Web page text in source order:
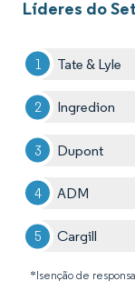
Líderes do
Tate & Lyle
Ingredion
Dupont
ADM
Cargill
*Isenção de